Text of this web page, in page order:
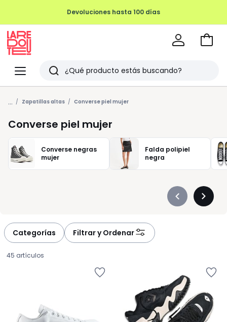
Devoluciones hasta 100 días
Menu
Redoute
Buscar
Últimos
artículos
vistos
Ir
... Zapatillas altas Converse piel mujer
Converse piel mujer
Converse negras
mujer
Falda polipiel
negra
Précédent
Categorías Filtrar y Ordenar
45 artículos